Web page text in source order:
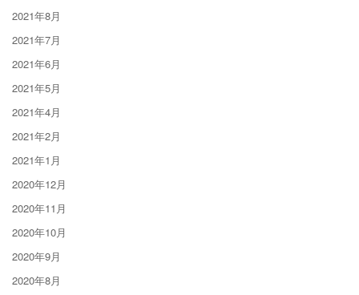
2021年8月
2021年7月
2021年6月
2021年5月
2021年4月
2021年2月
2021年1月
2020年12月
2020年11月
2020年10月
2020年9月
2020年8月